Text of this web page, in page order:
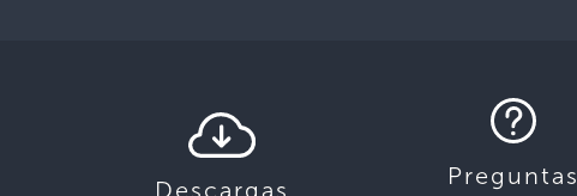
Descargas
Preguntas